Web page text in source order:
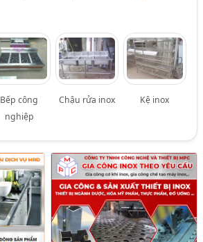
Bếp công
nghiệp
Chậu rửa inox Kệ inox